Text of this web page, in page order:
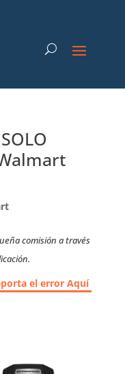
comisión a través
el error Aquí